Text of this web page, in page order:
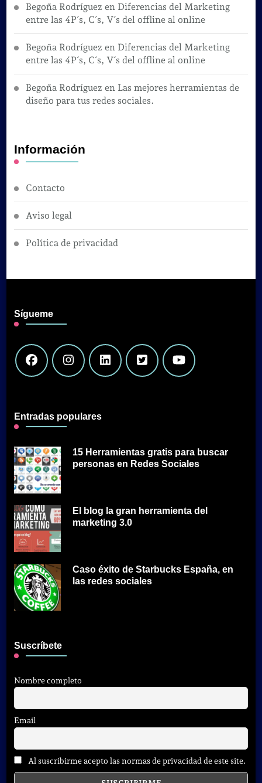
Begoña Rodríguez en Diferencias del Marketing
entre las 4P´s, C´s, V´s del offline al online
Begoña Rodríguez en Diferencias del Marketing
entre las 4P´s, C´s, V´s del offline al online
Begoña Rodríguez en Las mejores herramientas de
diseño para tus redes sociales.
Información
Contacto
Aviso legal
Política de privacidad
Sígueme
Entradas populares
15 Herramientas gratis para buscar
personas en Redes Sociales
El blog la gran herramienta del
marketing 3.0
Caso éxito de Starbucks España, en
las redes sociales
Suscríbete
Nombre completo
Email
Al suscribirme acepto las normas de privacidad de este site.